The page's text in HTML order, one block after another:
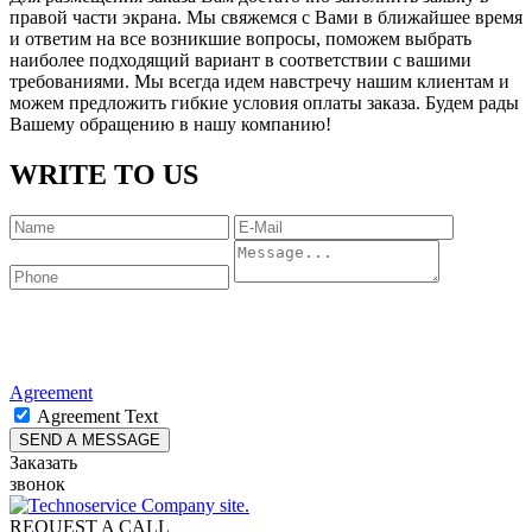
правой части экрана. Мы свяжемся с Вами в ближайшее время
и ответим на все возникшие вопросы, поможем выбрать
наиболее подходящий вариант в соответствии с вашими
требованиями. Мы всегда идем навстречу нашим клиентам и
можем предложить гибкие условия оплаты заказа. Будем рады
Вашему обращению в нашу компанию!
WRITE TO US
Agreement
Agreement Text
Заказать
звонок
REQUEST A CALL